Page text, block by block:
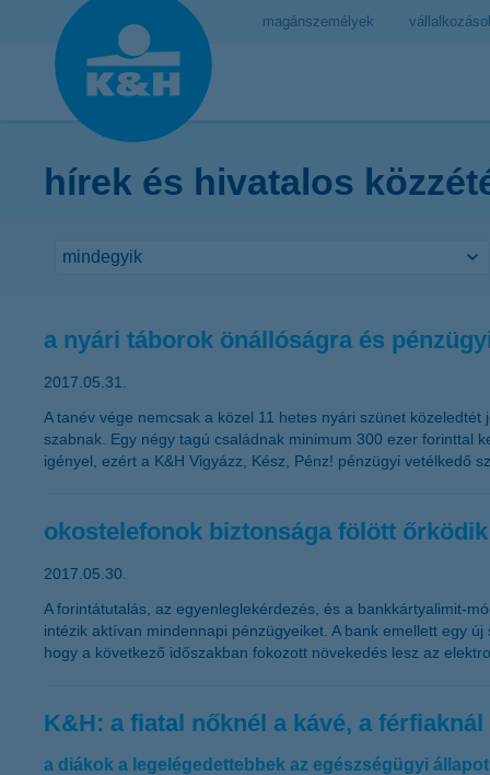
magánszemélyek
hírek és hivatalos
a nyári táborok önállóságra és
2017.05.31.
A tanév vége nemcsak a közel 11 hetes nyári szünet
szabnak. Egy négy tagú családnak minimum 300 ezer forinttal
igényel, ezért a K&H Vigyázz, Kész, Pénz! pénzügyi vetélkedő
okostelefonok biztonsága fölött
2017.05.30.
A forintátutalás, az egyenleglekérdezés, és a bankkártyalimit-
intézik aktívan mindennapi pénzügyeiket. A bank emellett egy
hogy a következő időszakban fokozott növekedés lesz az
K&H: a fiatal nőknél a kávé, a
a diákok a legelégedettebbek az egészségügyi